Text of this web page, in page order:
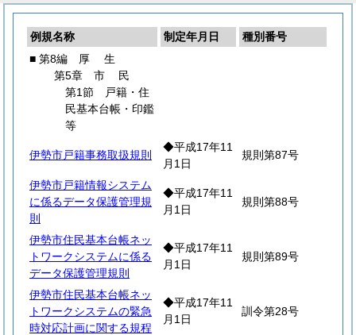
例規名称 制定年月日
種別番号
■ 第8編 厚 生
第5章 市
民
第1節 戸籍・住
民基本台帳・印鑑
等
伊勢市戸籍事務取扱規則
◆平成17年11
月1日
規則第87号
伊勢市戸籍情報システム
に係るデータ保護管理規
則
◆平成17年11
月1日
規則第88号
伊勢市住民基本台帳ネッ
トワークシステムに係る
データ保護管理規則
◆平成17年11
月1日
規則第89号
伊勢市住民基本台帳ネッ
トワークシステムの緊急
時対応計画に関する規程
◆平成17年11
月1日
訓令第28号